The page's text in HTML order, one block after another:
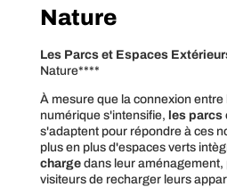
Nature
Les Parcs et Espaces
Nature****
À mesure que la connexion entre
numérique s'intensifie, les parcs
s'adaptent pour répondre à ces
plus en plus d'espaces verts
chargedans leur aménagement,
visiteurs de recharger leurs